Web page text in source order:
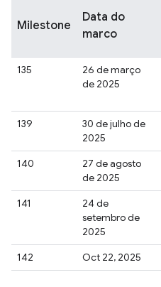
Milestone
Data do
marco
135
26 de março
de 2025
139
30 de julho de
2025
140
27 de agosto
de 2025
141
24 de
setembro de
2025
142 Oct 22, 2025